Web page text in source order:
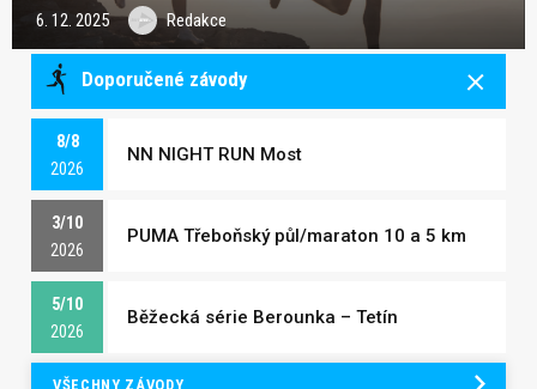
6. 12. 2025 Redakce
Doporučené závody
8/8
2026
NN NIGHT RUN Most
3/10
2026
PUMA Třeboňský půl/maraton 10 a 5 km
5/10
2026
Běžecká série Berounka – Tetín
VŠECHNY ZÁVODY